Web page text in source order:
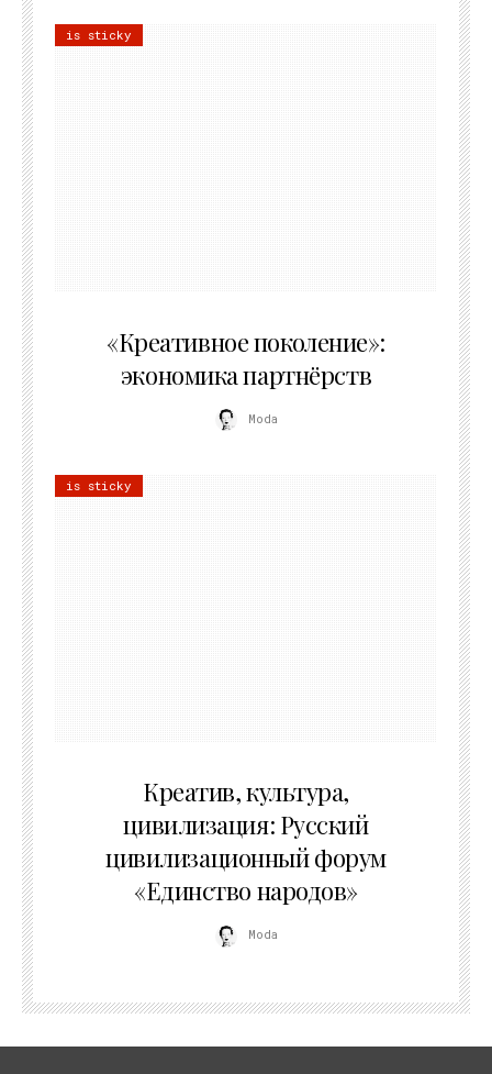
is sticky
«Креативное поколение»:
экономика партнёрств
Moda
is sticky
Креатив, культура,
цивилизация: Русский
цивилизационный форум
«Единство народов»
Moda